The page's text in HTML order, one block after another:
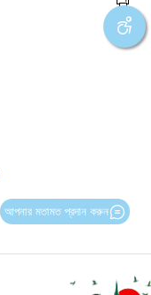
আপনার মতামত প্রদান করুন